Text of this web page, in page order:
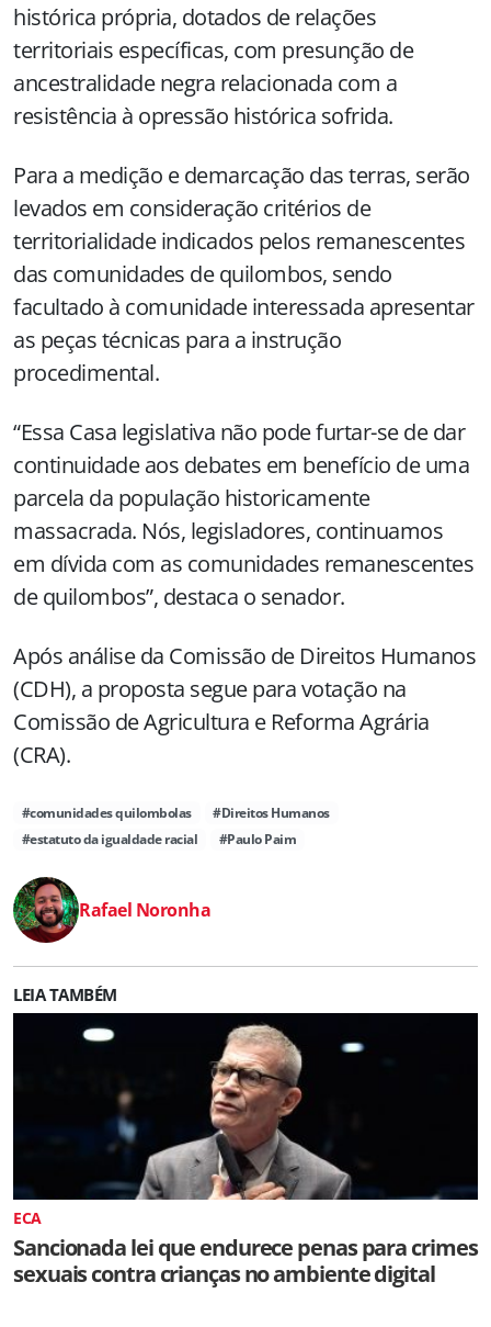
histórica própria, dotados de relações
territoriais específicas, com presunção de
ancestralidade negra relacionada com a
resistência à opressão histórica sofrida.
Para a medição e demarcação das terras, serão
levados em consideração critérios de
territorialidade indicados pelos remanescentes
das comunidades de quilombos, sendo
facultado à comunidade interessada apresentar
as peças técnicas para a instrução
procedimental.
“Essa Casa legislativa não pode furtar-se de dar
continuidade aos debates em benefício de uma
parcela da população historicamente
massacrada. Nós, legisladores, continuamos
em dívida com as comunidades remanescentes
de quilombos”, destaca o senador.
Após análise da Comissão de Direitos Humanos
(CDH), a proposta segue para votação na
Comissão de Agricultura e Reforma Agrária
(CRA).
#comunidades quilombolas
#Direitos Humanos
#estatuto da igualdade racial
#Paulo Paim
Rafael Noronha
LEIA TAMBÉM
ECA
Sancionada lei que endurece penas para crimes
sexuais contra crianças no ambiente digital